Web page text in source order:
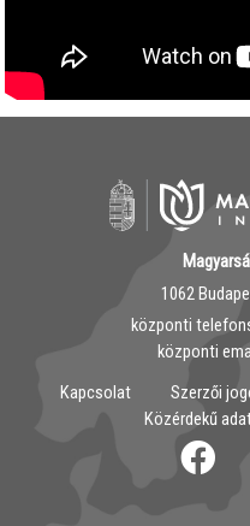
1062
központi
központi
Kapcsolat
Szerzői
Közérdekű